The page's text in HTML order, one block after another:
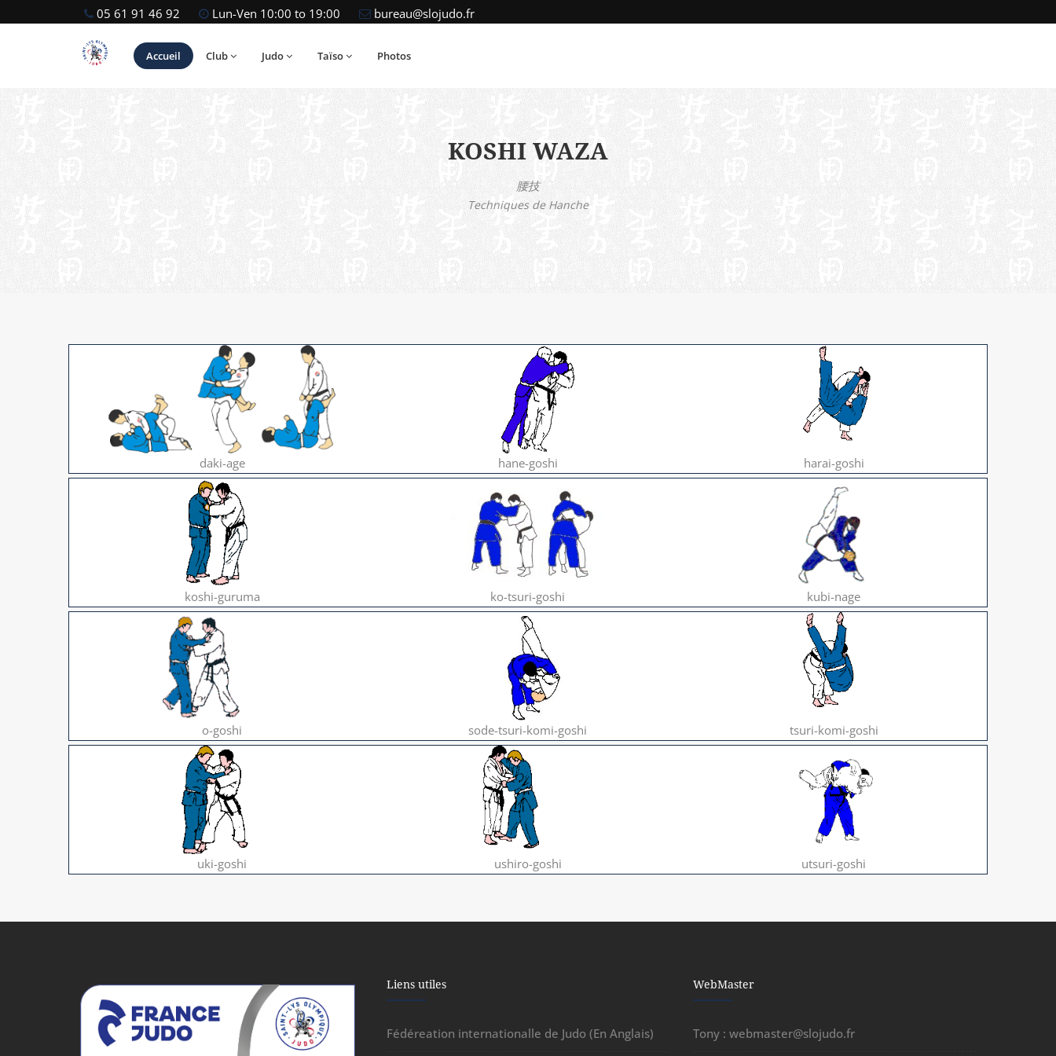
05 61 91 46 92 Lun-Ven 10:00 to 19:00 bureau@slojudo.fr
Accueil Club Judo Taïso Photos
KOSHI WAZA
腰技
Techniques de Hanche
daki-age hane-goshi harai-goshi
koshi-guruma ko-tsuri-goshi kubi-nage
o-goshi sode-tsuri-komi-goshi tsuri-komi-goshi
uki-goshi ushiro-goshi utsuri-goshi
Liens utiles
Fédéreation internationalle de Judo (En Anglais)
WebMaster
Tony : webmaster@slojudo.fr